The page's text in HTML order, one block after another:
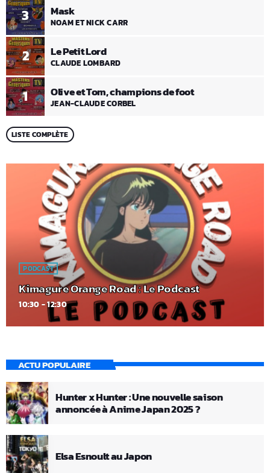
1 Olive et Tom, champions de foot
JEAN-CLAUDE CORBEL
2 Le Petit Lord
CLAUDE LOMBARD
3 Mask
NOAM ET NICK CARR
LISTE COMPLÈTE
PODCAST
Kimagure Orange Road : Le Podcast
10:30 - 12:30
ACTU POPULAIRE
Hunter x Hunter : Une nouvelle saison
annoncée à Anime Japan 2025 ?
Elsa Esnoult au Japon